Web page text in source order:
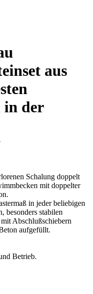
aus
in der
Schalung doppelt
mit doppelter
in jeder beliebigen
besonders stabilen
Abschlußschiebern
aufgefüllt.
Betrieb.